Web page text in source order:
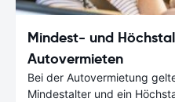
Mindest- und
Autovermieten
Bei der Autovermietung
Mindestalter und ein